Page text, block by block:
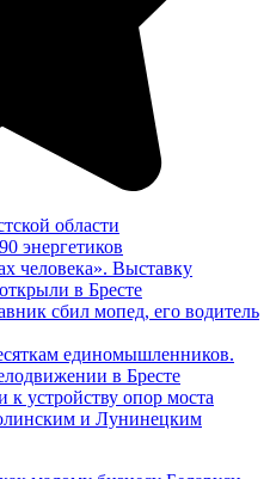
области
энергетиков
человека». Выставку
в Бресте
сбил мопед, его водитель
единомышленников.
в Бресте
устройству опор моста
и Лунинецким